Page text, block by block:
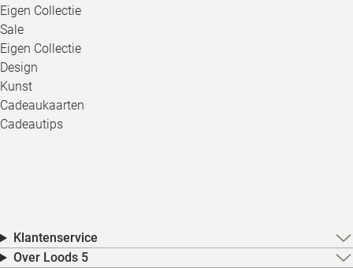
Eigen Collectie
Sale
Eigen Collectie
Design
Kunst
Cadeaukaarten
Cadeautips
Klantenservice
Over Loods 5